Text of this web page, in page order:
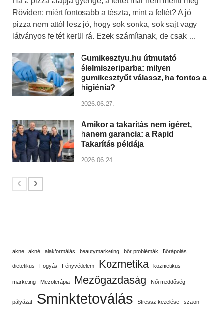
Röviden: miért fontosabb a tészta, mint a feltét? A jó
pizza nem attól lesz jó, hogy sok sonka, sok sajt vagy
látványos feltét kerül rá. Ezek számítanak, de csak …
Gumikesztyu.hu útmutató
élelmiszeriparba: milyen
gumikesztyűt válassz, ha fontos a
higiénia?
2026.06.27.
Amikor a takarítás nem ígéret,
hanem garancia: a Rapid
Takarítás példája
2026.06.24.
akne akné alakformálás beautymarketing bőr problémák Bőrápolás
dietetikus Fogyás Fényvédelem Kozmetika kozmetikus
marketing Mezoterápia Mezőgazdaság Női meddőség
pályázat Sminktetoválás Stressz kezelése szalon